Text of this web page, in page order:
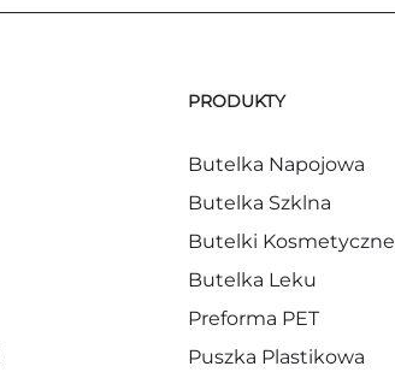
PRODUKTY
Butelka Napojowa
Butelka Szklna
Butelki Kosmetyczne
Butelka Leku
Preforma PET
Puszka Plastikowa